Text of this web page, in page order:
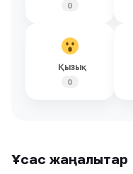
0
Қызық
0
Ұқсас жаңалықтар